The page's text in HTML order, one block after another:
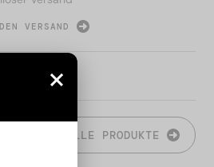
VERSAND
ALLE PRODUKTE